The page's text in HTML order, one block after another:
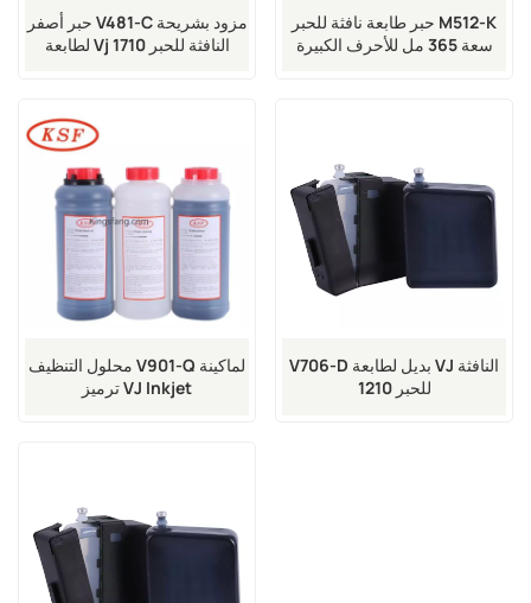
حبر أصفر V481-C مزود بشريحة
لطابعة Vj 1710 النافثة للحبر
حبر طابعة نافثة للحبر M512-K
سعة 365 مل للأحرف الكبيرة
محلول التنظيف V901-Q لماكينة
ترميز VJ Inkjet
V706-D بديل لطابعة VJ النافثة
للحبر 1210